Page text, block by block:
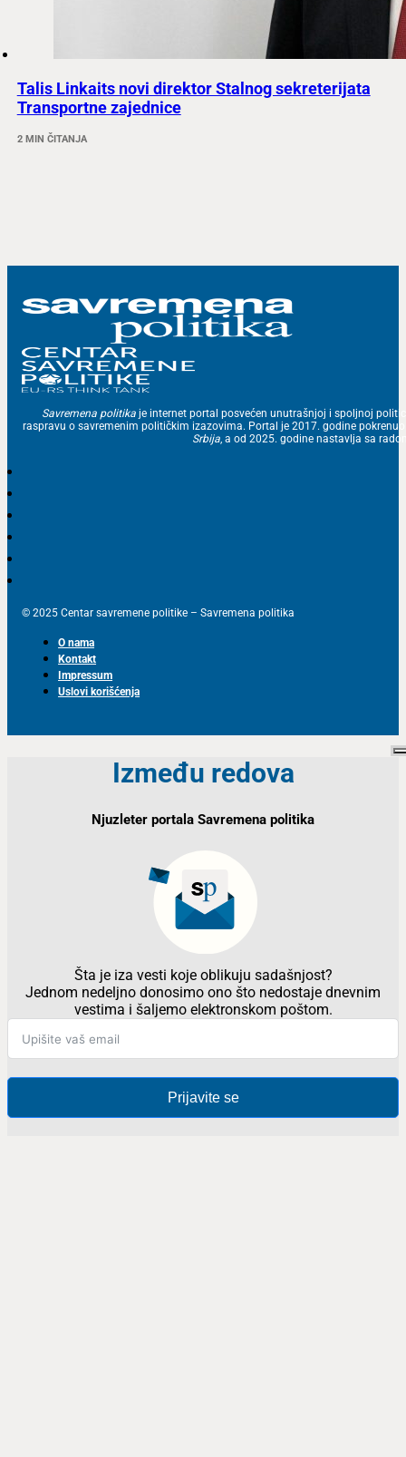
Talis Linkaits novi direktor Stalnog sekreterijata
Transportne zajednice
2 MIN ČITANJA
Savremena politika je internet portal posvećen unutrašnjoj i spoljnoj
raspravu o savremenim političkim izazovima. Portal je 2017. godine
Srbija, a od 2025. godine nastavlja sa
© 2025 Centar savremene politike – Savremena politika
O nama
Kontakt
Impressum
Uslovi korišćenja
Između redova
Njuzleter portala Savremena politika
Šta je iza vesti koje oblikuju sadašnjost?
Jednom nedeljno donosimo ono što nedostaje dnevnim
vestima i šaljemo elektronskom poštom.
Prijavite se